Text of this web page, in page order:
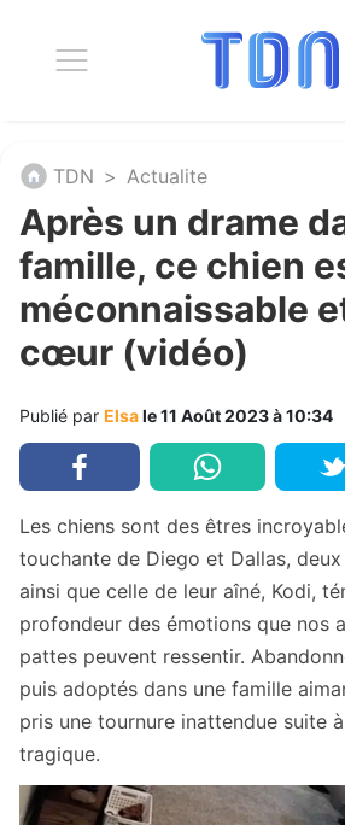
TDN > Actualite
Après un drame
famille, ce chien
méconnaissable
cœur (vidéo)
Publié par Elsale 11 Août 2023 à 10:34
Les chiens sont des êtres
touchante de Diego et Dallas,
ainsi que celle de leur aîné, Kodi,
profondeur des émotions que nos
pattes peuvent ressentir.
puis adoptés dans une famille
pris une tournure inattendue suite
tragique.